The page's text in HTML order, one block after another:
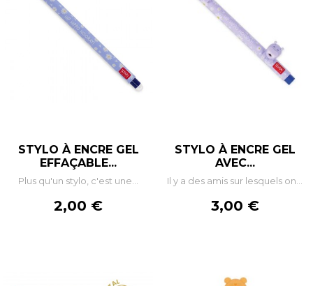
STYLO À ENCRE GEL
EFFAÇABLE...
Plus qu'un stylo, c'est une...
Prix
2,00 €
STYLO À ENCRE GEL
AVEC...
Il y a des amis sur lesquels on...
Prix
3,00 €